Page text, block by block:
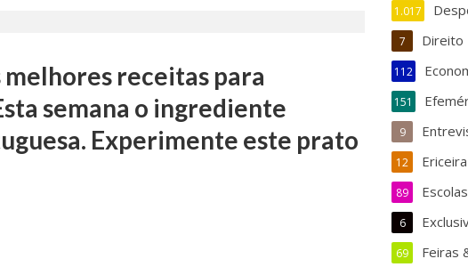
receitas para
semana o ingrediente
Experimente este prato
1.017
Direito
7
112
151
9
12
Escolas
89
6
Feiras
69